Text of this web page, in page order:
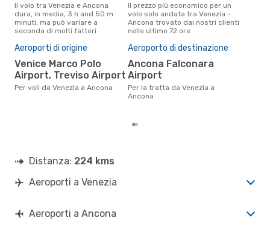
Il volo tra Venezia e Ancona
dura, in media, 3 h and 50 m
minuti, ma può variare a
seconda di molti fattori
Il prezzo più economico per un
volo solo andata tra Venezia -
Ancona trovato dai nostri clienti
nelle ultime 72 ore
Aeroporti di origine
Venice Marco Polo
Airport, Treviso Airport
Per voli da Venezia a Ancona
Aeroporto di destinazione
Ancona Falconara
Airport
Per la tratta da Venezia a
Ancona
Distanza: 224 kms
Aeroporti a Venezia
Aeroporti a Ancona